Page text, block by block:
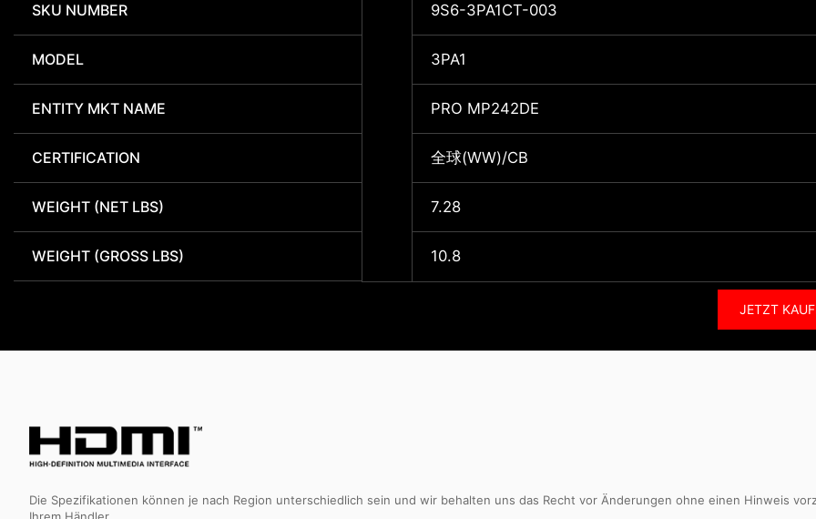
SKU NUMBER 9S6-3PA1CT-003
MODEL 3PA1
ENTITY MKT NAME PRO MP242DE
CERTIFICATION 全球(WW)/CB
WEIGHT (NET LBS) 7.28
WEIGHT (GROSS LBS) 10.8
JETZT
Die Spezifikationen können je nach Region unterschiedlich sein und wir behalten uns das Recht vor Änderungen ohne einen Hinweis